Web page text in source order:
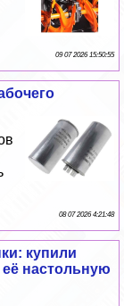
09 07 2026 15:50:55
08 07 2026 4:21:48
купили
настольную